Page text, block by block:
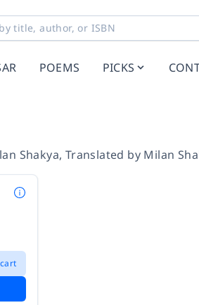
POEMS PICKS
Shakya, Translated by Milan